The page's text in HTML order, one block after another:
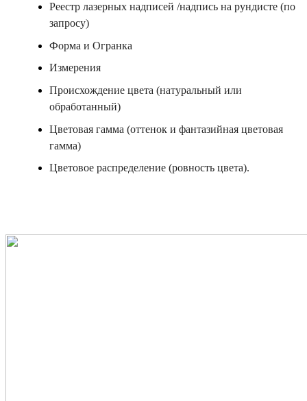
Реестр лазерных надписей /надпись на рундисте (по
запросу)
Форма и Огранка
Измерения
Происхождение цвета (натуральный или
обработанный)
Цветовая гамма (оттенок и фантазийная цветовая
гамма)
Цветовое распределение (ровность цвета).